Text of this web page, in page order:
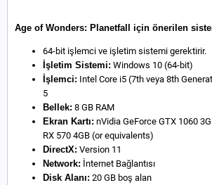
Age of Wonders: Planetfall için önerilen
64-bit işlemci ve işletim sistemi gerektirir.
İşletim Sistemi: Windows 10 (64-bit)
İşlemci: Intel Core i5 (7th veya 8th
5
Bellek: 8 GB RAM
Ekran Kartı: nVidia GeForce GTX 1060
RX 570 4GB (or equivalents)
DirectX: Version 11
Network: İnternet Bağlantısı
Disk Alanı: 20 GB boş alan